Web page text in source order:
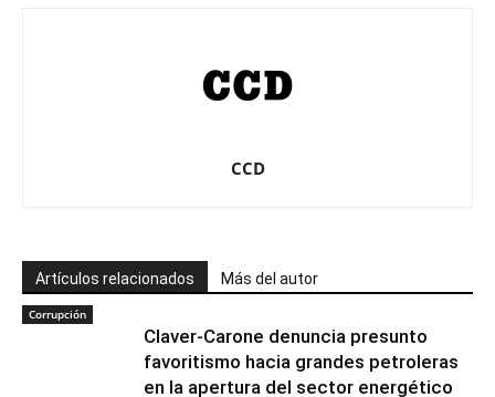
CCD
Artículos relacionados Más del autor
Corrupción
Claver-Carone denuncia presunto
favoritismo hacia grandes petroleras
en la apertura del sector energético